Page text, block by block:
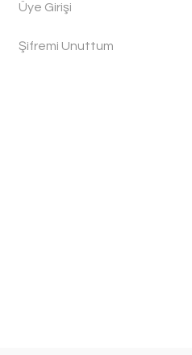
Üye Girişi
Şifremi Unuttum